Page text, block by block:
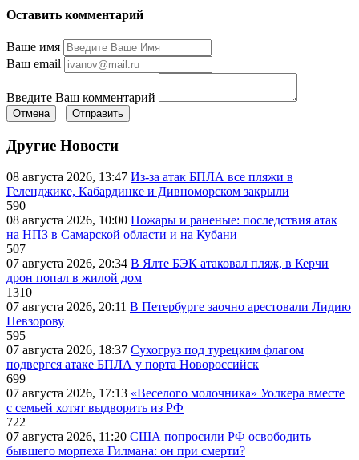
Оставить комментарий
Ваше имя
Ваш email
Введите Ваш комментарий
Отмена Отправить
Другие Новости
08 августа 2026, 13:47 Из-за атак БПЛА все пляжи в
Геленджике, Кабардинке и Дивноморском закрыли
590
08 августа 2026, 10:00 Пожары и раненые: последствия атак
на НПЗ в Самарской области и на Кубани
507
07 августа 2026, 20:34 В Ялте БЭК атаковал пляж, в Керчи
дрон попал в жилой дом
1310
07 августа 2026, 20:11 В Петербурге заочно арестовали Лидию
Невзорову
595
07 августа 2026, 18:37 Сухогруз под турецким флагом
подвергся атаке БПЛА у порта Новороссийск
699
07 августа 2026, 17:13 «Веселого молочника» Уолкера вместе
с семьей хотят выдворить из РФ
722
07 августа 2026, 11:20 США попросили РФ освободить
бывшего морпеха Гилмана: он при смерти?